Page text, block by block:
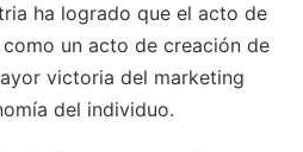
ha logrado que el acto de
un acto de creación de
victoria del marketing
del individuo.